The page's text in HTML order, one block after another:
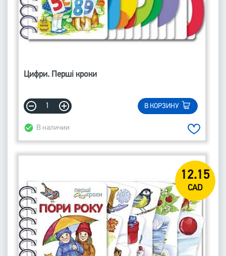
Цифри. Перші кроки
В КОРЗИНУ
В наличии
12.15
CAD